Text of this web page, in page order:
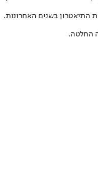
התיאטרון בשנים האחרונות.
החלטה.